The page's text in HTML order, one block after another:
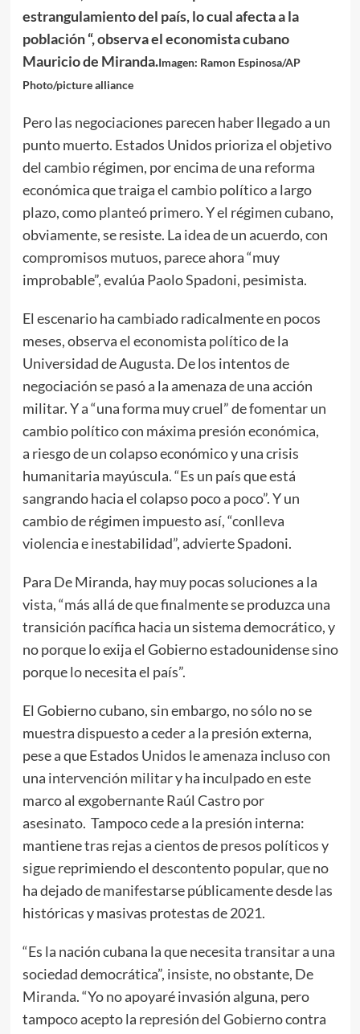
estrangulamiento del país, lo cual afecta a la
población “, observa el economista cubano
Mauricio de Miranda.Imagen: Ramon Espinosa/AP
Photo/picture alliance
Pero las negociaciones parecen haber llegado a un
punto muerto. Estados Unidos prioriza el objetivo
del cambio régimen, por encima de una reforma
económica que traiga el cambio político a largo
plazo, como planteó primero. Y el régimen cubano,
obviamente, se resiste. La idea de un acuerdo, con
compromisos mutuos, parece ahora “muy
improbable”, evalúa Paolo Spadoni, pesimista.
El escenario ha cambiado radicalmente en pocos
meses, observa el economista político de la
Universidad de Augusta. De los intentos de
negociación se pasó a la amenaza de una acción
militar. Y a “una forma muy cruel” de fomentar un
cambio político con máxima presión económica,
a riesgo de un colapso económico y una crisis
humanitaria mayúscula. “Es un país que está
sangrando hacia el colapso poco a poco”. Y un
cambio de régimen impuesto así, “conlleva
violencia e inestabilidad”, advierte Spadoni.
Para De Miranda, hay muy pocas soluciones a la
vista, “más allá de que finalmente se produzca una
transición pacífica hacia un sistema democrático, y
no porque lo exija el Gobierno estadounidense sino
porque lo necesita el país”.
El Gobierno cubano, sin embargo, no sólo no se
muestra dispuesto a ceder a la presión externa,
pese a que Estados Unidos le amenaza incluso con
una intervención military ha inculpado en este
marco al exgobernante Raúl Castro por
asesinato. Tampoco cede a la presión interna:
mantiene tras rejas a cientos depresos políticosy
sigue reprimiendo el descontento popular, que no
ha dejado de manifestarse públicamente desde las
históricas y masivas protestas de 2021.
“Es la nación cubana la que necesita transitar a una
sociedad democrática”, insiste, no obstante, De
Miranda. “Yo no apoyaré invasión alguna, pero
tampoco acepto la represión del Gobierno contra